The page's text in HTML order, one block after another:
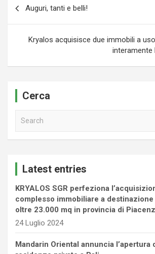
articoli
Auguri, tanti e belli!
Kryalos acquisisce due immobili a
interamente
Cerca
Latest entries
KRYALOS SGR perfeziona
complesso immobiliare a
oltre 23.000 mq in provincia di
24 Luglio 2024
Mandarin Oriental annuncia l’apertura